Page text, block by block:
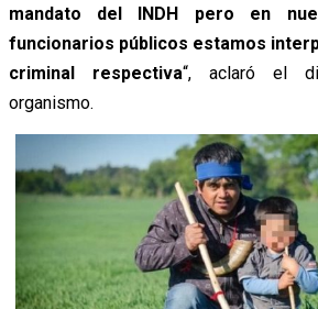
mandato del INDH pero en
funcionarios públicos estamos
criminal respectiva“, aclaró el
organismo.